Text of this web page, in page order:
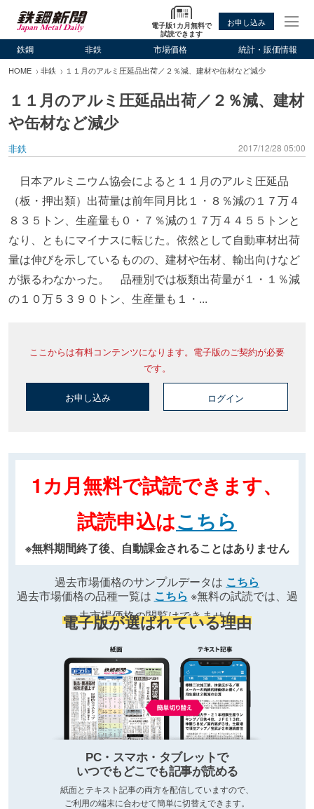
電子版1カ月無料で
試読できます
お申し込み
鉄鋼 非鉄 市場価格 統計・販価情報
HOME 非鉄 １１月のアルミ圧延品出荷／２％減、建材や缶材など減少
１１月のアルミ圧延品出荷／２％減、建材
や缶材など減少
非鉄 2017/12/28 05:00
日本アルミニウム協会によると１１月のアルミ圧延品
（板・押出類）出荷量は前年同月比１・８％減の１７万４
８３５トン、生産量も０・７％減の１７万４４５５トンと
なり、ともにマイナスに転じた。依然として自動車材出荷
量は伸びを示しているものの、建材や缶材、輸出向けなど
が振るわなかった。 品種別では板類出荷量が１・１％減
の１０万５３９０トン、生産量も１・...
ここからは有料コンテンツになります。電子版のご契約が必要
です。
お申し込み ログイン
1カ月無料で試読できます、
試読申込はこちら
※無料期間終了後、自動課金されることはありません
過去市場価格のサンプルデータは こちら
過去市場価格の品種一覧は こちら ※無料の試読では、過
去市場価格の閲覧はできません
電子版が選ばれている理由
PC・スマホ・タブレットで
いつでもどこでも記事が読める
紙面とテキスト記事の両方を配信していますので、
ご利用の端末に合わせて簡単に切替えできます。